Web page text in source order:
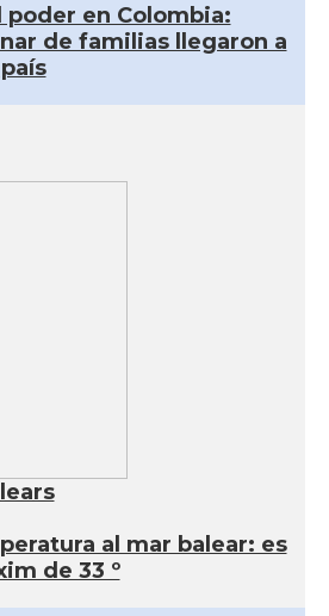
poder en Colombia:
de familias llegaron a
al mar balear: es
de 33 º